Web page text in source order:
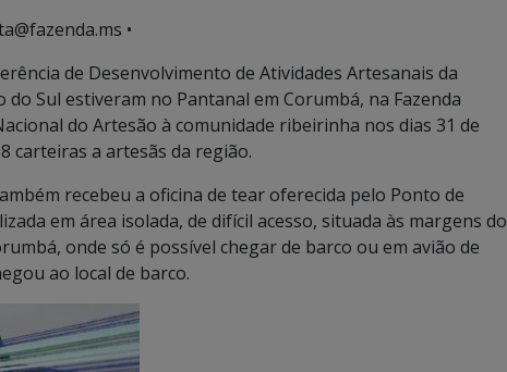
•
de Desenvolvimento de Atividades Artesanais da
Sul estiveram no Pantanal em Corumbá, na Fazenda
do Artesão à comunidade ribeirinha nos dias 31 de
carteiras a artesãs da região.
recebeu a oficina de tear oferecida pelo Ponto de
em área isolada, de difícil acesso, situada às margens do
onde só é possível chegar de barco ou em avião de
ao local de barco.